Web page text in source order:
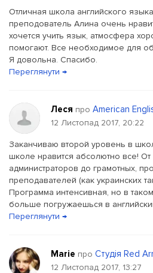
Отличная школа английского
преподователь Алина очень
хочется учить язык, атмосфера
помогают. Все необходимое для
Я довольна. Спасибо.
Переглянути →
Леся про American
12 Листопад 2017, 20:22
Заканчиваю второй уровень в
школе нравится абсолютно все! От
администраторов до грамотных,
преподавателей (как украинских
Программа интенсивная, но в
больше погружаешься в
Переглянути →
Marie про Студія Red
12 Листопад 2017, 13:27